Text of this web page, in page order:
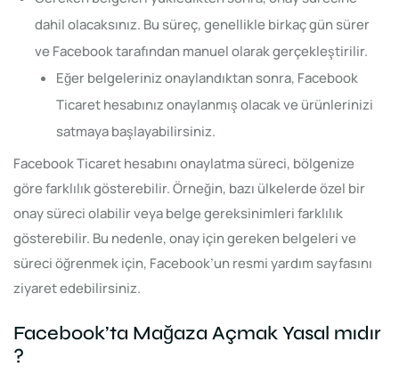
dahil olacaksınız. Bu süreç, genellikle birkaç gün sürer
ve Facebook tarafından manuel olarak gerçekleştirilir.
Eğer belgeleriniz onaylandıktan sonra, Facebook
Ticaret hesabınız onaylanmış olacak ve ürünlerinizi
satmaya başlayabilirsiniz.
Facebook Ticaret hesabını onaylatma süreci, bölgenize
göre farklılık gösterebilir. Örneğin, bazı ülkelerde özel bir
onay süreci olabilir veya belge gereksinimleri farklılık
gösterebilir. Bu nedenle, onay için gereken belgeleri ve
süreci öğrenmek için, Facebook’un resmi yardım sayfasını
ziyaret edebilirsiniz.
Facebook’ta Mağaza Açmak Yasal mıdır
?